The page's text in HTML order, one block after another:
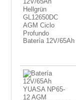
Batería 12V/